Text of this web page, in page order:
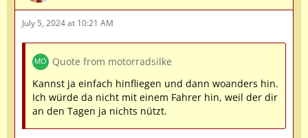
July 5, 2024 at 10:21 AM
Quote from motorradsilke
Kannst ja einfach hinfliegen und dann woanders hin.
Ich würde da nicht mit einem Fahrer hin, weil der dir
an den Tagen ja nichts nützt.